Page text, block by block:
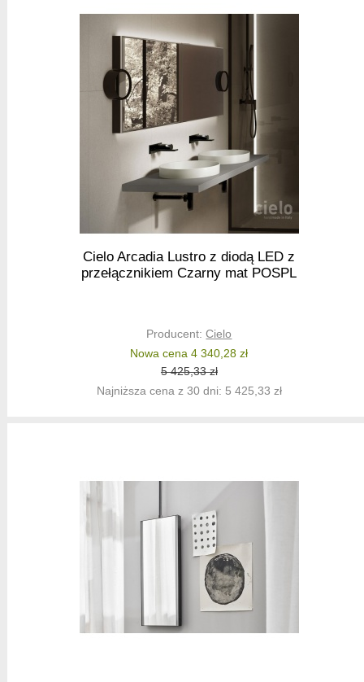
Cielo Arcadia Lustro z diodą LED z
przełącznikiem Czarny mat POSPL
Producent:Cielo
Nowa cena 4 340,28 zł
5 425,33 zł
Najniższa cena z 30 dni: 5 425,33 zł